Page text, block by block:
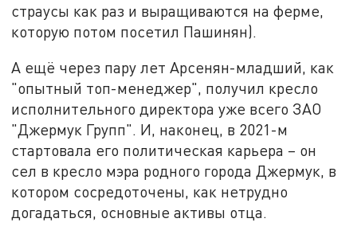
страусы как раз и выращиваются на ферме,
которую потом посетил Пашинян).
А ещё через пару лет Арсенян-младший, как
"опытный топ-менеджер", получил кресло
исполнительного директора уже всего ЗАО
"Джермук Групп". И, наконец, в 2021-м
стартовала его политическая карьера – он
сел в кресло мэра родного города Джермук, в
котором сосредоточены, как нетрудно
догадаться, основные активы отца.